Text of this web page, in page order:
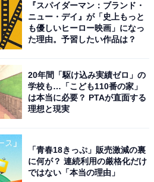
『スパイダーマン：ブランド・
ニュー・デイ』が「史上もっと
も優しいヒーロー映画」になっ
た理由。予習したい作品は？
20年間「駆け込み実績ゼロ」の
学校も…「こども110番の家」
は本当に必要？ PTAが直面する
理想と現実
「青春18きっぷ」販売激減の裏
に何が？ 連続利用の厳格化だけ
ではない「本当の理由」